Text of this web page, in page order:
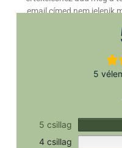
email címed nem jelenik
5
5 csillag
4 csillag